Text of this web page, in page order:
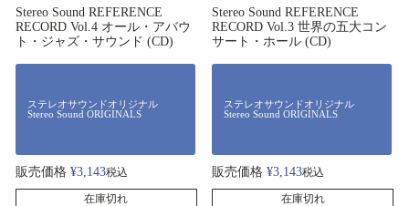
Stereo Sound REFERENCE
RECORD Vol.4 オール・アバウ
ト・ジャズ・サウンド (CD)
ステレオサウンドオリジナル
Stereo Sound ORIGINALS
販売価格 ¥3,143税込
在庫切れ
Stereo Sound REFERENCE
RECORD Vol.3 世界の五大コン
サート・ホール (CD)
ステレオサウンドオリジナル
Stereo Sound ORIGINALS
販売価格 ¥3,143税込
在庫切れ